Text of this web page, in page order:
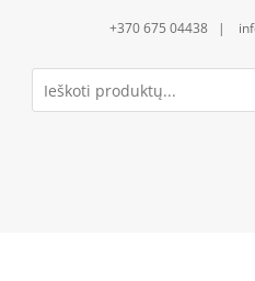
+370 675 04438 |